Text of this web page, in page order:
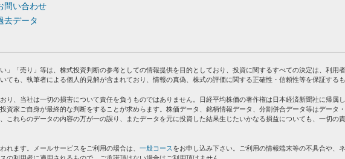
問い合わせ
去データ
」「売り」等は、株式投資判断の参考としての情報提供を目的としており、投資に関するすべての決定は、利用
ても、執筆者による個人的見解が含まれており、情報の真偽、株式の評価に関する正確性・信頼性等を保証するも
り、当社は一切の損害について責任を負うものではありません。日経平均株価の著作権は日本経済新聞社に帰属し
資家ご自身が最終的な判断をすることが求めらます。株価データ、銘柄情報データ、分割併合データ等はデータ
これらのデータの内容の万が一の誤り、またデータを元に投資した結果生じたいかなる損益についても、一切の
れます。メールサービスをご利用の場合は、 一般コース をお申し込み下さい。ご利用の情報端末等の不具合や、